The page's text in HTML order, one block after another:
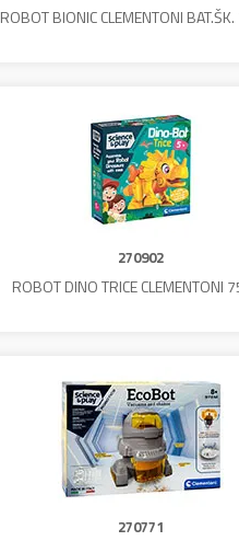
ROBOT BIONIC CLEMENTONI
270902
ROBOT DINO TRICE CLEMENTONI
270771